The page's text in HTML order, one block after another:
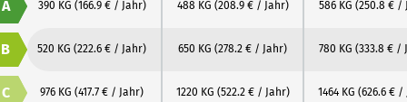
A 390 KG (166.9 € / Jahr) 488 KG (208.9 € / Jahr) 586 KG (250.8 € /
B 520 KG (222.6 € / Jahr) 650 KG (278.2 € / Jahr) 780 KG (333.8 € /
C 976 KG (417.7 € / Jahr) 1220 KG (522.2 € / Jahr) 1464 KG (626.6 € /